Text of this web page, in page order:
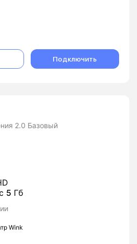
Подключить
2.0 Базовый
5 Гб
Wink